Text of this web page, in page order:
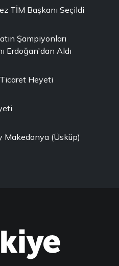
TİM Başkanı Seçildi
Şampiyonları
Erdoğan'dan Aldı
Heyeti
Makedonya (Üsküp)